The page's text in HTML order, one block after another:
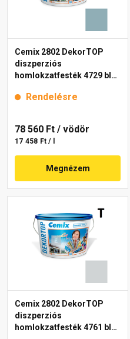
Cemix 2802 DekorTOP
diszperziós
homlokzatfesték 4729 blue
Rendelésre
78 560 Ft / vödör
17 458 Ft / l
Megnézem
Cemix 2802 DekorTOP
diszperziós
homlokzatfesték 4761 blue